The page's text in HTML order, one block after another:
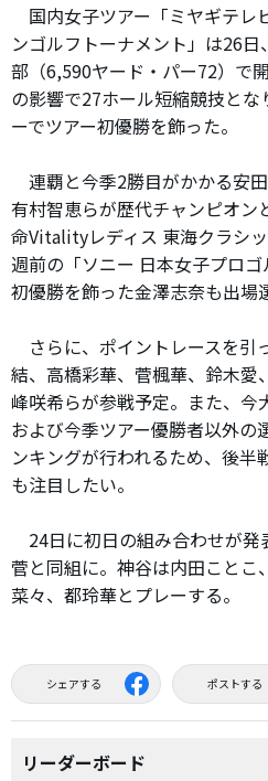
国内女子ツアー「ミヤギテレ
ンゴルフトーナメント」は26
部（6,590ヤード・パー72）で
の影響で27ホール短縮競技と
ーでツアー初優勝を飾った。
連覇と今季2勝目がかかる安
有村智恵らが歴代チャンピオン
命Vitalityレディス 東海クラシ
週前の「ソニー 日本女子プロ
初優勝を飾った金澤志奈も出場
さらに、ポイントレースを引
結、高橋彩華、菅楓華、鈴木愛
峰咲希らが参戦予定。また、
および今季ツアー優勝者以外の
ンキングが行われるため、後半
も注目したい。
24日に初日の組み合わせが発
菅と同組に。神谷は内田ことこ
菜々、都玲華とプレーする。
シェアする ポストする
リーダーボード